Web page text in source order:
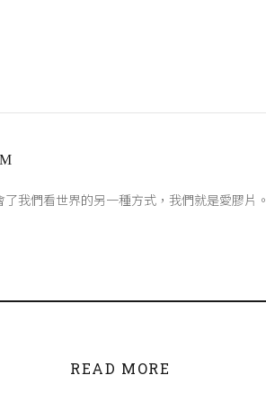
了我們看世界的另一種方式，我們就是愛膠片。
READ MORE